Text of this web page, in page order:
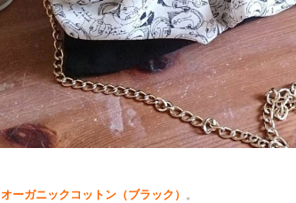
オーガニックコットン（ブラック） 。